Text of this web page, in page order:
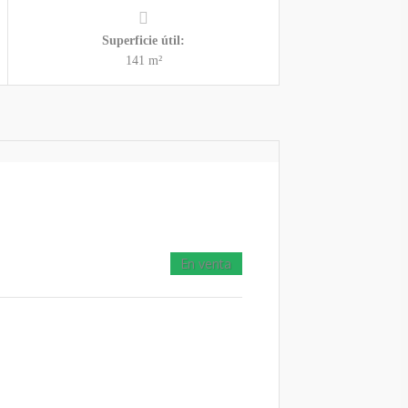
Superficie útil:
141 m²
En venta